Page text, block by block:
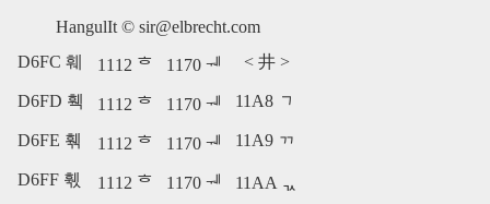
HangulIt © sir@elbrecht.com
D6FC 훼
1112 ᄒ 1170 ᅰ < 井 >
D6FD 훽 1112 ᄒ 1170 ᅰ 11A8 ᆨ
D6FE 훾 1112 ᄒ 1170 ᅰ 11A9 ᆩ
D6FF 훿 1112 ᄒ 1170 ᅰ
11AA ᆪ